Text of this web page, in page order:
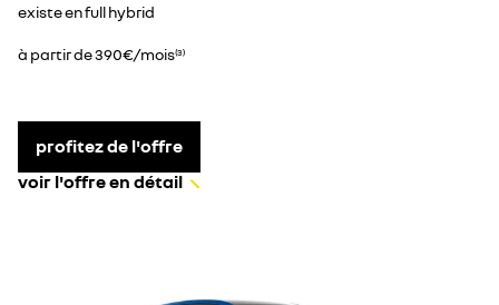
existe en full hybrid
à partir de 390€/mois(3)
profitez de l'offre
voir l'offre en détail